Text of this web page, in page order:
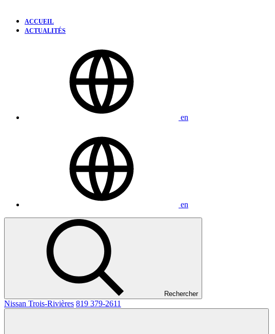
ACCUEIL
ACTUALITÉS
en
en
Rechercher
Nissan Trois-Rivières 819 379-2611